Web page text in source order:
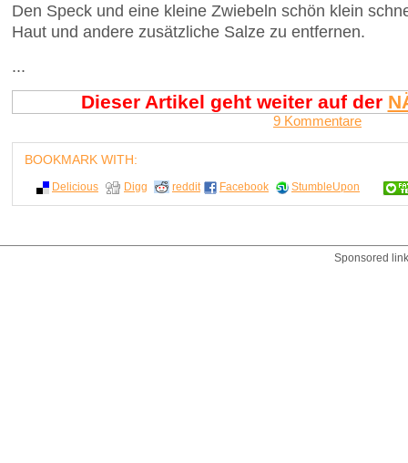
Den Speck und eine kleine Zwiebeln schön klein
Haut und andere zusätzliche Salze zu entfernen.
...
Dieser Artikel geht weiter auf der
9 Kommentare
BOOKMARK WITH:
Delicious Digg reddit Facebook StumbleUpon
Sponsored